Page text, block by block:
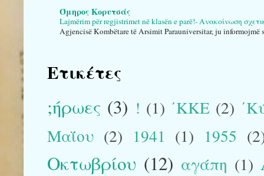
Όμηρος Κορυτσάς
Lajmërim për regjistrimet në klasën e parë!- Ανακοίνωση
Agjencisë Kombëtare të Arsimit Parauniversitar, ju informojmë
Ετικέτες
;ήρωες (3) ! (1) ΄ΚΚΕ (2)
Μαΐου (2) 1941 (1) 1955
Οκτωβρίου (12) αγάπη (1)